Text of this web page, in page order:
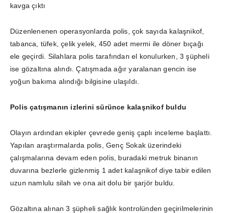
kavga çıktı
Düzenlenenen operasyonlarda polis, çok sayıda kalaşnikof,
tabanca, tüfek, çelik yelek, 450 adet mermi ile döner bıçağı
ele geçirdi. Silahlara polis tarafından el konulurken, 3 şüpheli
ise gözaltına alındı. Çatışmada ağır yaralanan gencin ise
yoğun bakıma alındığı bilgisine ulaşıldı.
Polis çatışmanın izlerini sürünce kalaşnikof buldu
Olayın ardından ekipler çevrede geniş çaplı inceleme başlattı.
Yapılan araştırmalarda polis, Genç Sokak üzerindeki
çalışmalarına devam eden polis, buradaki metruk binanın
duvarına bezlerle gizlenmiş 1 adet kalaşnikof diye tabir edilen
uzun namlulu silah ve ona ait dolu bir şarjör buldu.
Gözaltına alınan 3 şüpheli sağlık kontrolünden geçirilmelerinin